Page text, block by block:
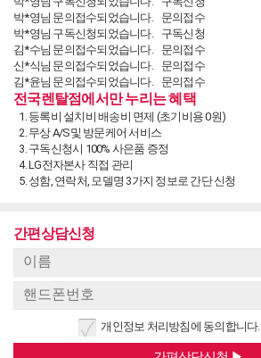
박*영님 문의접수되었습니다.문의접수
박*영님 구독신청되었습니다.구독신청
김*수님 문의접수되었습니다.문의접수
신*식님 문의접수되었습니다.문의접수
김*윤님 문의접수되었습니다.문의접수
최*용님 문의접수되었습니다.문의접수
김*홍님 문의접수되었습니다.문의접수
이*범님 구독신청되었습니다.구독신청
이*범님 구독신청되었습니다.구독신청
이*범님 문의접수되었습니다.문의접수
송*주님 문의접수되었습니다.
남*문님 문의접수되었습니다. 문의접수
손*옥님 구독신청되었습니다.
안*자님 문의접수되었습니다.
장*정님 구독신청되었습니다.
전국렌탈점에서만 누리는 혜택
등록비 설치비 배송비 면제 (초기비용 0원)
무상 A/S및 방문케어 서비스
구독신청시 100% 사은품 증정
LG전자본사 직접 관리
성함, 연락처, 모델명 3가지 정보로 간단 신청
간편상담신청
개인정보 처리방침에 동의합니다.